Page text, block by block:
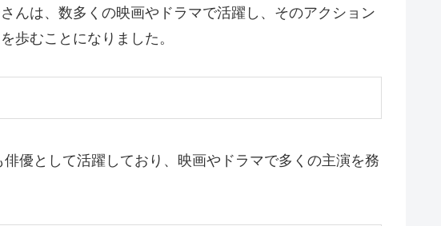
んは、数多くの映画やドラマで活躍し、そのアクション
歩むことになりました。
優として活躍しており、映画やドラマで多くの主演を務